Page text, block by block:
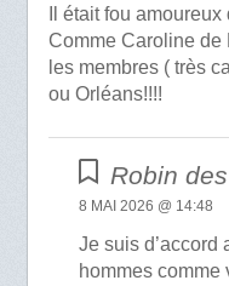
Il était fou
Comme Caroline
les membres ( très
ou Orléans!!!!
Robin
8 MAI 2026 @ 14:48
Je suis d’accord
hommes comme